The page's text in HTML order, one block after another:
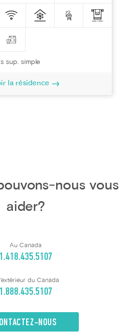
sup. simple
la résidence
nous vous
aider?
Au Canada
1.418.435.5107
du Canada
1.888.435.5107
NOUS